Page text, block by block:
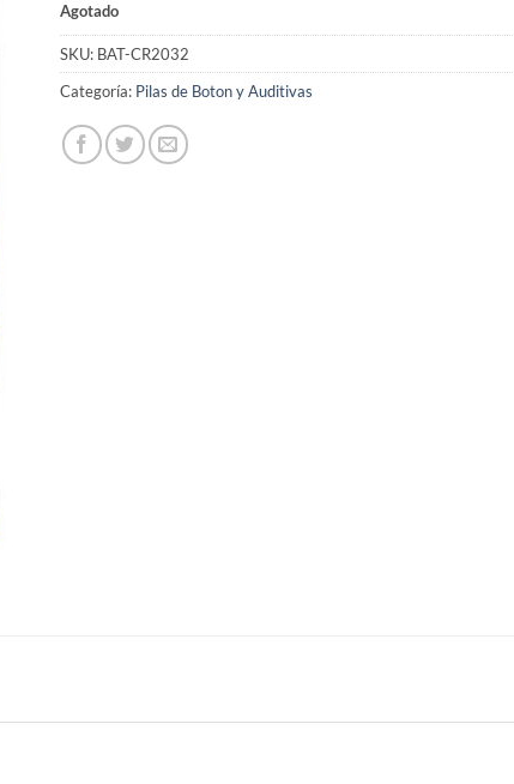
Agotado
SKU: BAT-CR2032
Categoría: Pilas de Boton y Auditivas